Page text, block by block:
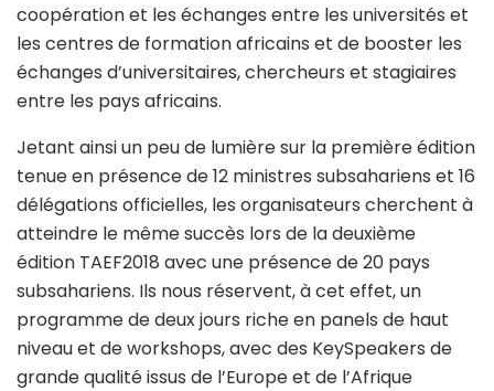
coopération et les échanges entre les universités et
les centres de formation africains et de booster les
échanges d’universitaires, chercheurs et stagiaires
entre les pays africains.
Jetant ainsi un peu de lumière sur la première édition
tenue en présence de 12 ministres subsahariens et 16
délégations officielles, les organisateurs cherchent à
atteindre le même succès lors de la deuxième
édition TAEF2018 avec une présence de 20 pays
subsahariens. Ils nous réservent, à cet effet, un
programme de deux jours riche en panels de haut
niveau et de workshops, avec des KeySpeakers de
grande qualité issus de l’Europe et de l’Afrique